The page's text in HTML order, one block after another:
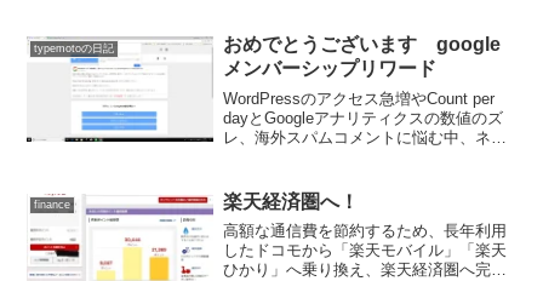
ノーピーク奥日田でのキャンプや竹田の
紅葉巡りなど、楽しい思い出をぜひご覧
ください。
typemotoの日記
おめでとうございます google
メンバーシップリワード
WordPressのアクセス急増やCount per
dayとGoogleアナリティクスの数値のズ
レ、海外スパムコメントに悩む中、ネッ
付きで注意喚起！「iPad無料当選」の甘
い言葉と制限時間で入力を急かす、クレ
ジットカード情報を狙うフィッシング詐
欺の手口を解説します。
finance 楽天経済圏へ！
高額な通信費を節約するため、長年利用
したドコモから「楽天モバイル」「楽天
ひかり」へ乗り換え、楽天経済圏へ完全